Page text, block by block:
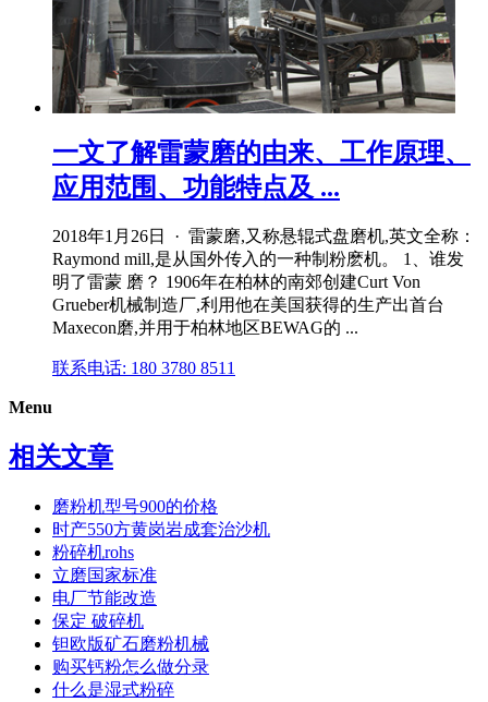
一文了解雷蒙磨的由来、工作原理、
应用范围、功能特点及 ...
2018年1月26日 · 雷蒙磨,又称悬辊式盘磨机,英文全称：
Raymond mill,是从国外传入的一种制粉麽机。 1、谁发
明了雷蒙 磨？ 1906年在柏林的南郊创建Curt Von
Grueber机械制造厂,利用他在美国获得的生产出首台
Maxecon磨,并用于柏林地区BEWAG的 ...
联系电话: 180 3780 8511
Menu
相关文章
磨粉机型号900的价格
时产550方黄岗岩成套治沙机
粉碎机rohs
立磨国家标准
电厂节能改造
保定 破碎机
钽欧版矿石磨粉机械
购买钙粉怎么做分录
什么是湿式粉碎